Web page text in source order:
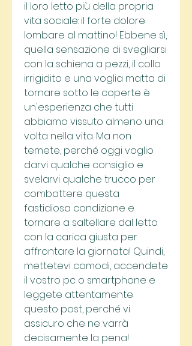
il loro letto più della propria
vita sociale: il forte dolore
lombare al mattino! Ebbene sì,
quella sensazione di svegliarsi
con la schiena a pezzi, il collo
irrigidito e una voglia matta di
tornare sotto le coperte è
un'esperienza che tutti
abbiamo vissuto almeno una
volta nella vita. Ma non
temete, perché oggi voglio
darvi qualche consiglio e
svelarvi qualche trucco per
combattere questa
fastidiosa condizione e
tornare a saltellare dal letto
con la carica giusta per
affrontare la giornata! Quindi,
mettetevi comodi, accendete
il vostro pc o smartphone e
leggete attentamente
questo post, perché vi
assicuro che ne varrà
decisamente la pena!